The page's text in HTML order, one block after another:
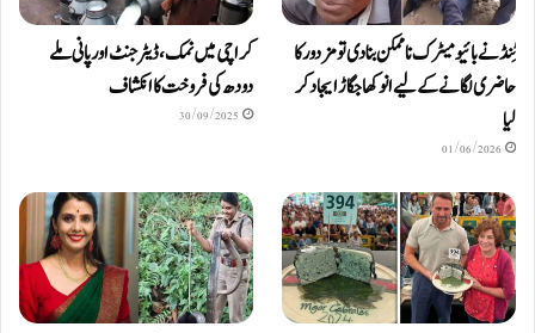
ٹِنڈ نے بائیومیٹرک ناممکن بنا دی تو مزدور کا
حاضری لگانے کے لیے انوکھا جگاڑ ایجاد کر
لیا
01/06/2026
کراچی میں نمک، ڈیٹرجنٹ اور پانی ملے
دودھ کی فروخت کا انکشاف
30/09/2025